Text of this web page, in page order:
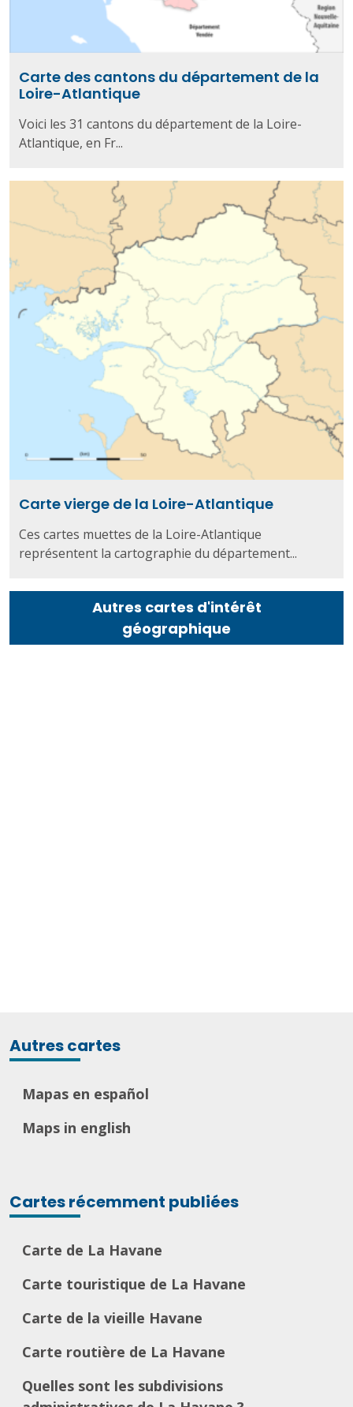
Carte des cantons du département de la
Loire-Atlantique
Voici les 31 cantons du département de la Loire-
Atlantique, en Fr...
Carte vierge de la Loire-Atlantique
Ces cartes muettes de la Loire-Atlantique
représentent la cartographie du département...
Autres cartes d'intérêt
géographique
Autres cartes
Mapas en español
Maps in english
Cartes récemment publiées
Carte de La Havane
Carte touristique de La Havane
Carte de la vieille Havane
Carte routière de La Havane
Quelles sont les subdivisions